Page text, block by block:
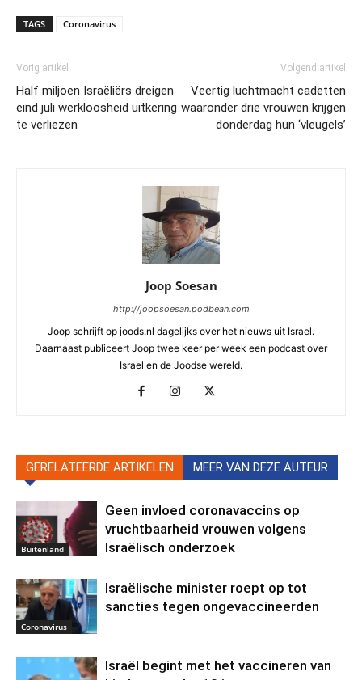
TAGS Coronavirus
Vorig artikel
Half miljoen Israëliërs dreigen
eind juli werkloosheid uitkering
te verliezen
Volgend artikel
Veertig luchtmacht cadetten
waaronder drie vrouwen krijgen
donderdag hun ‘vleugels’
Joop Soesan
http://joopsoesan.podbean.com
Joop schrijft op joods.nl dagelijks over het nieuws uit Israel.
Daarnaast publiceert Joop twee keer per week een podcast over
Israel en de Joodse wereld.
GERELATEERDE ARTIKELEN MEER VAN DEZE AUTEUR
Buitenland
Geen invloed coronavaccins op
vruchtbaarheid vrouwen volgens
Israëlisch onderzoek
Coronavirus
Israëlische minister roept op tot
sancties tegen ongevaccineerden
Israël begint met het vaccineren van